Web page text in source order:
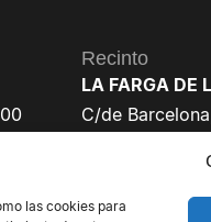
las cookies para
Recinto
LA FARGA DE
C/de